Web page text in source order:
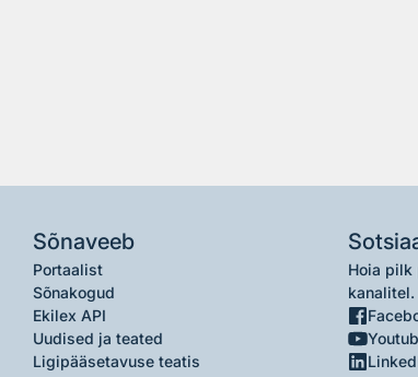
Sõnaveeb
Portaalist
Sõnakogud
Ekilex API
Uudised ja teated
Ligipääsetavuse teatis
Hoia pilk
kanalitel.